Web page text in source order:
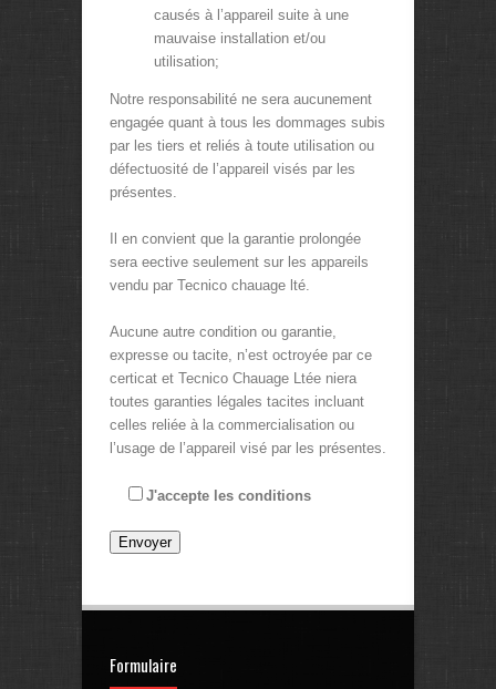
causés à l’appareil suite à une
mauvaise installation et/ou
utilisation;
Notre responsabilité ne sera aucunement
engagée quant à tous les dommages subis
par les tiers et reliés à toute utilisation ou
défectuosité de l’appareil visés par les
présentes.
Il en convient que la garantie prolongée
sera eective seulement sur les appareils
vendu par Tecnico chauage lté.
Aucune autre condition ou garantie,
expresse ou tacite, n’est octroyée par ce
certicat et Tecnico Chauage Ltée niera
toutes garanties légales tacites incluant
celles reliée à la commercialisation ou
l’usage de l’appareil visé par les présentes.
J'accepte les conditions
Formulaire